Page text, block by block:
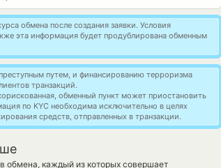
обмена после создания заявки. Условия
эта информация будет продублирована обменным
путем, и финансированию терроризма
транзакций.
обменный пункт может приостановить
по KYC необходима исключительно в целях
средств, отправленных в транзакции.
обмена, каждый из которых совершает